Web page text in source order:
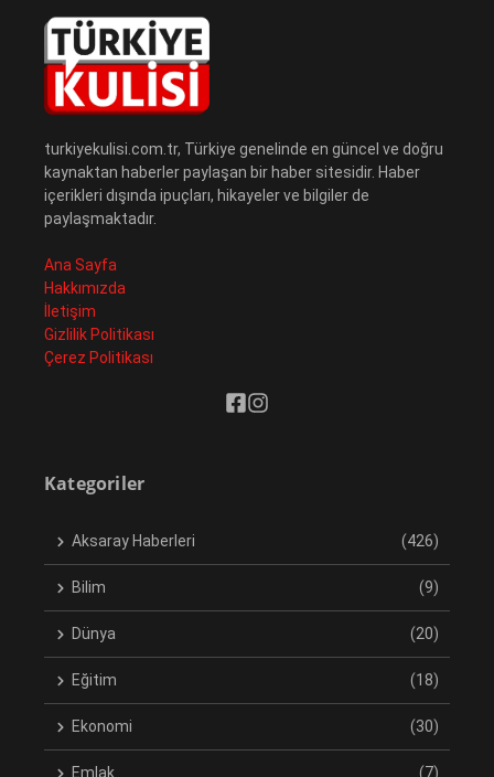
turkiyekulisi.com.tr, Türkiye genelinde en güncel ve doğru
kaynaktan haberler paylaşan bir haber sitesidir. Haber
içerikleri dışında ipuçları, hikayeler ve bilgiler de
paylaşmaktadır.
Ana Sayfa
Hakkımızda
İletişim
Gizlilik Politikası
Çerez Politikası
Kategoriler
Aksaray Haberleri (426)
Bilim (9)
Dünya (20)
Eğitim (18)
Ekonomi (30)
Emlak (7)